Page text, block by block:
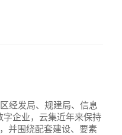
经发局、规建局、信息
企业，云集近年来保持
并围绕配套建设、要素